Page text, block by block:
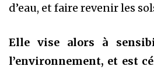
d’eau, et faire revenir les
Elle vise alors à
l’environnement, et est